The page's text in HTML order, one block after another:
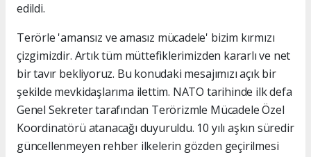
edildi.
Terörle 'amansız ve amasız mücadele' bizim kırmızı
çizgimizdir. Artık tüm müttefiklerimizden kararlı ve net
bir tavır bekliyoruz. Bu konudaki mesajımızı açık bir
şekilde mevkidaşlarıma ilettim. NATO tarihinde ilk defa
Genel Sekreter tarafından Terörizmle Mücadele Özel
Koordinatörü atanacağı duyuruldu. 10 yılı aşkın süredir
güncellenmeyen rehber ilkelerin gözden geçirilmesi